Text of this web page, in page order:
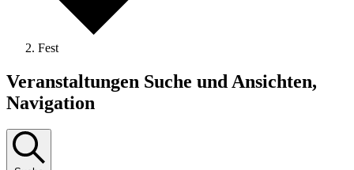
Fest
Veranstaltungen Suche und Ansichten,
Navigation